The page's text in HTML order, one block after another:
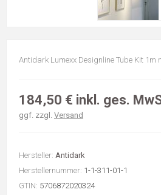
Antidark Lumexx Designline Tube Kit 1m
184,50 € inkl. ges.
ggf. zzgl. Versand
Hersteller: Antidark
Herstellernummer: 1-1-311-01-1
GTIN: 5706872020324